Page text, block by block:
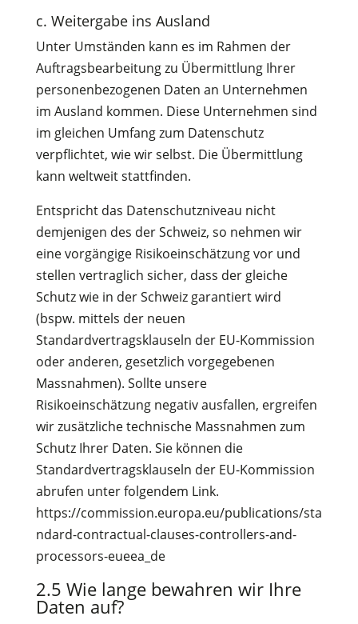
c. Weitergabe ins Ausland
Unter Umständen kann es im Rahmen der
Auftragsbearbeitung zu Übermittlung Ihrer
personenbezogenen Daten an Unternehmen
im Ausland kommen. Diese Unternehmen sind
im gleichen Umfang zum Datenschutz
verpflichtet, wie wir selbst. Die Übermittlung
kann weltweit stattfinden.
Entspricht das Datenschutzniveau nicht
demjenigen des der Schweiz, so nehmen wir
eine vorgängige Risikoeinschätzung vor und
stellen vertraglich sicher, dass der gleiche
Schutz wie in der Schweiz garantiert wird
(bspw. mittels der neuen
Standardvertragsklauseln der EU-Kommission
oder anderen, gesetzlich vorgegebenen
Massnahmen). Sollte unsere
Risikoeinschätzung negativ ausfallen, ergreifen
wir zusätzliche technische Massnahmen zum
Schutz Ihrer Daten. Sie können die
Standardvertragsklauseln der EU-Kommission
abrufen unter folgendem Link.
https://commission.europa.eu/publications/sta
ndard-contractual-clauses-controllers-and-
processors-eueea_de
2.5 Wie lange bewahren wir Ihre
Daten auf?